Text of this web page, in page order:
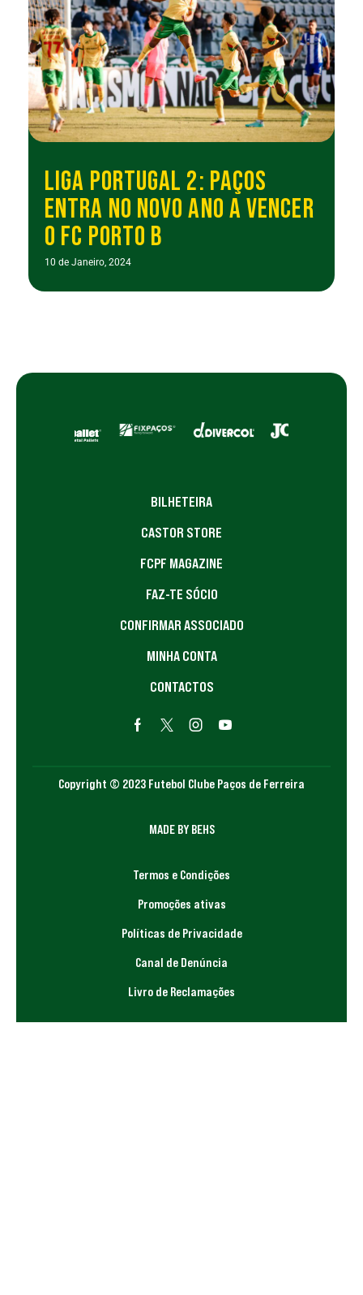
LIGA PORTUGAL 2: PAÇOS
ENTRA NO NOVO ANO A VENCER
O FC PORTO B
10 de Janeiro, 2024
BILHETEIRA
CASTOR STORE
FCPF MAGAZINE
FAZ-TE SÓCIO
CONFIRMAR ASSOCIADO
MINHA CONTA
CONTACTOS
Copyright © 2023 Futebol Clube Paços de Ferreira
MADE BY BEHS
Termos e Condições
Promoções ativas
Políticas de Privacidade
Canal de Denúncia
Livro de Reclamações